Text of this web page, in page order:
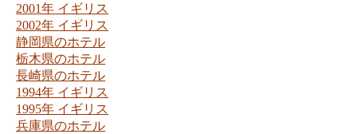
2001年 イギリス
2002年 イギリス
静岡県のホテル
栃木県のホテル
長崎県のホテル
1994年 イギリス
1995年 イギリス
兵庫県のホテル